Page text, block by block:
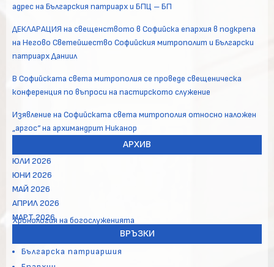
адрес на Българския патриарх и БПЦ – БП
ДЕКЛАРАЦИЯ на свещенството в Софийска епархия в подкрепа
на Негово Светейшество Софийския митрополит и Български
патриарх Даниил
В Софийската света митрополия се проведе свещеническа
конференция по въпроси на пастирското служение
Изявление на Софийската света митрополия относно наложен
„аргос“ на архимандрит Никанор
АРХИВ
ЮЛИ 2026
ЮНИ 2026
МАЙ 2026
АПРИЛ 2026
МАРТ 2026
Хронология на богослуженията
ВРЪЗКИ
Българска патриаршия